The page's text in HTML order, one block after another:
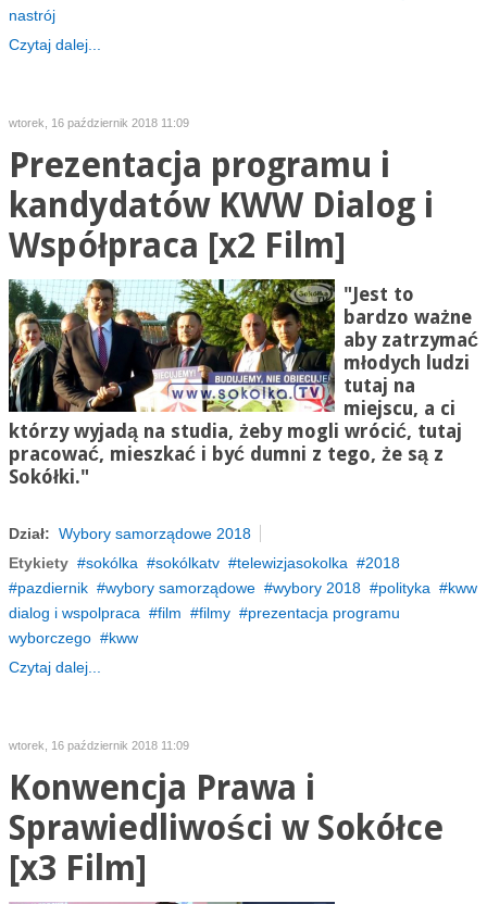
nastrój
Czytaj dalej...
wtorek, 16 październik 2018 11:09
Prezentacja programu i
kandydatów KWW Dialog i
Współpraca [x2 Film]
"Jest to
bardzo ważne
aby zatrzymać
młodych ludzi
tutaj na
miejscu, a ci
którzy wyjadą na studia, żeby mogli wrócić, tutaj
pracować, mieszkać i być dumni z tego, że są z
Sokółki."
Dział: Wybory samorządowe 2018
Etykiety
sokólka sokólkatv telewizjasokolka
2018
pazdiernik
wybory samorządowe wybory 2018 polityka
kww
dialog i wspolpraca
film filmy
prezentacja programu
wyborczego
kww
Czytaj dalej...
wtorek, 16 październik 2018 11:09
Konwencja Prawa i
Sprawiedliwości w Sokółce
[x3 Film]